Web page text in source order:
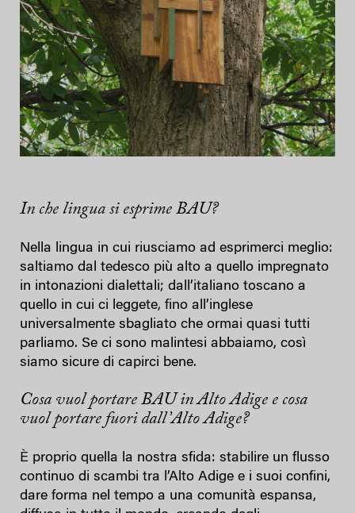
In che lingua si esprime BAU?
Nella lingua in cui riusciamo ad esprimerci meglio:
saltiamo dal tedesco più alto a quello impregnato
in intonazioni dialettali; dall’italiano toscano a
quello in cui ci leggete, fino all’inglese
universalmente sbagliato che ormai quasi tutti
parliamo. Se ci sono malintesi abbaiamo, così
siamo sicure di capirci bene.
Cosa vuol portare BAU in Alto Adige e cosa
vuol portare fuori dall’Alto Adige?
È proprio quella la nostra sfida: stabilire un flusso
continuo di scambi tra l’Alto Adige e i suoi confini,
dare forma nel tempo a una comunità espansa,